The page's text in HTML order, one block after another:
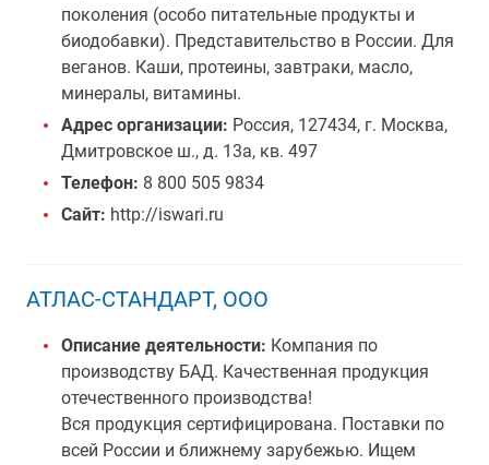
поколения (особо питательные продукты и
биодобавки). Представительство в России. Для
веганов. Каши, протеины, завтраки, масло,
минералы, витамины.
Адрес организации: Россия, 127434, г. Москва,
Дмитровское ш., д. 13а, кв. 497
Телефон: 8 800 505 9834
Сайт: http://iswari.ru
АТЛАС-СТАНДАРТ, ООО
Описание деятельности: Компания по
производству БАД. Качественная продукция
отечественного производства!
Вся продукция сертифицирована. Поставки по
всей России и ближнему зарубежью. Ищем